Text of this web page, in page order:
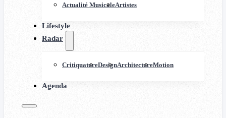
Actualité MusicaleArtistes
Lifestyle
Radar
CritiquatureDesignArchitectureMotion
Agenda